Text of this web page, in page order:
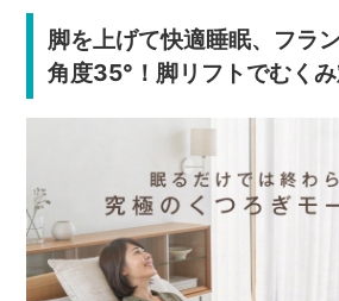
脚を上げて快適睡眠、フラ
角度35°！脚リフトでむく